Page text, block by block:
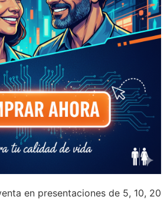
en presentaciones de 5, 10, 20